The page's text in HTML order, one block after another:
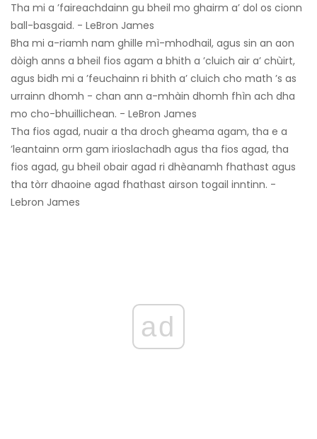
Tha mi a ’faireachdainn gu bheil mo ghairm a’ dol os cionn
ball-basgaid. - LeBron James
Bha mi a-riamh nam ghille mì-mhodhail, agus sin an aon
dòigh anns a bheil fios agam a bhith a ’cluich air a’ chùirt,
agus bidh mi a ’feuchainn ri bhith a’ cluich cho math ’s as
urrainn dhomh - chan ann a-mhàin dhomh fhìn ach dha
mo cho-bhuillichean. - LeBron James
Tha fios agad, nuair a tha droch gheama agam, tha e a
’leantainn orm gam irioslachadh agus tha fios agad, tha
fios agad, gu bheil obair agad ri dhèanamh fhathast agus
tha tòrr dhaoine agad fhathast airson togail inntinn. -
Lebron James
ad